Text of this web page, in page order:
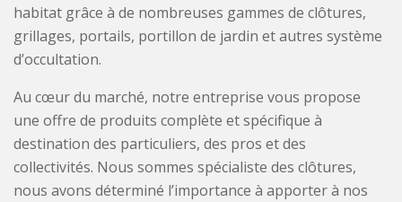
habitat grâce à de nombreuses gammes de clôtures,
grillages, portails, portillon de jardin et autres système
d’occultation.
Au cœur du marché, notre entreprise vous propose
une offre de produits complète et spécifique à
destination des particuliers, des pros et des
collectivités. Nous sommes spécialiste des clôtures,
nous avons déterminé l’importance à apporter à nos